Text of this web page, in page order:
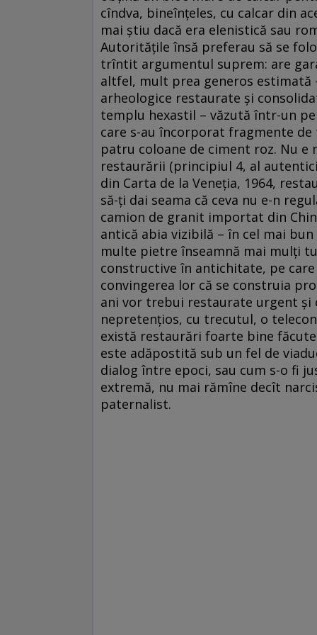
cîndva, bineînțeles, cu calcar din
mai știu dacă era elenistică sau
Autoritățile însă preferau să se
trîntit argumentul suprem: are
altfel, mult prea generos
arheologice restaurate și
templu hexastil – văzută într-un
care s-au încorporat fragmente
patru coloane de ciment roz. Nu
restaurării (principiul 4, al
din Carta de la Veneția, 1964,
să-ți dai seama că ceva nu e-n
camion de granit importat din
antică abia vizibilă – în cel mai
multe pietre înseamnă mai mulți
constructive în antichitate, pe
convingerea lor că se construia
ani vor trebui restaurate urgent
nepretențios, cu trecutul, o
există restaurări foarte bine
este adăpostită sub un fel de
dialog între epoci, sau cum s-o fi
extremă, nu mai rămîne decît
paternalist.